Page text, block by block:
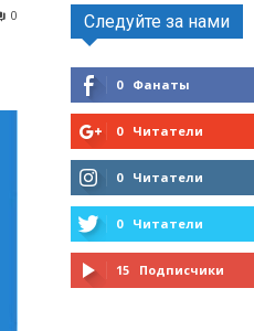
0 Следуйте за нами
0 Фанаты
0 Читатели
0 Читатели
0 Читатели
15 Подписчики